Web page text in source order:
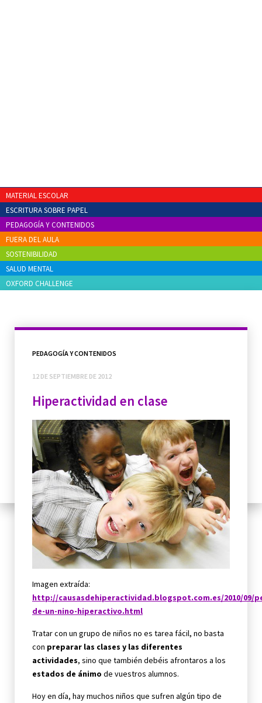
MATERIAL ESCOLAR
ESCRITURA SOBRE PAPEL
PEDAGOGÍA Y CONTENIDOS
FUERA DEL AULA
SOSTENIBILIDAD
SALUD MENTAL
OXFORD CHALLENGE
PEDAGOGÍA Y CONTENIDOS
12 DE SEPTIEMBRE DE 2012
Hiperactividad en clase
Imagen extraída:
http://causasdehiperactividad.blogspot.com.es/2010/09/
de-un-nino-hiperactivo.html
Tratar con un grupo de niños no es tarea fácil, no basta
con preparar las clases y las diferentes
actividades, sino que también debéis afrontaros a los
estados de ánimo de vuestros alumnos.
Hoy en día, hay muchos niños que sufren algún tipo de